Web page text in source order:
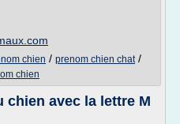
chien / prenom chien chat/
chien
chien avec la lettre M